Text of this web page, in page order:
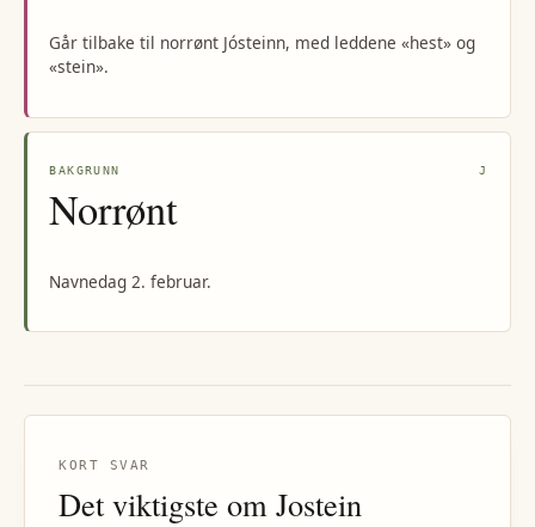
Går tilbake til norrønt Jósteinn, med leddene «hest» og
«stein».
BAKGRUNN J
Norrønt
Navnedag 2. februar.
KORT SVAR
Det viktigste om Jostein